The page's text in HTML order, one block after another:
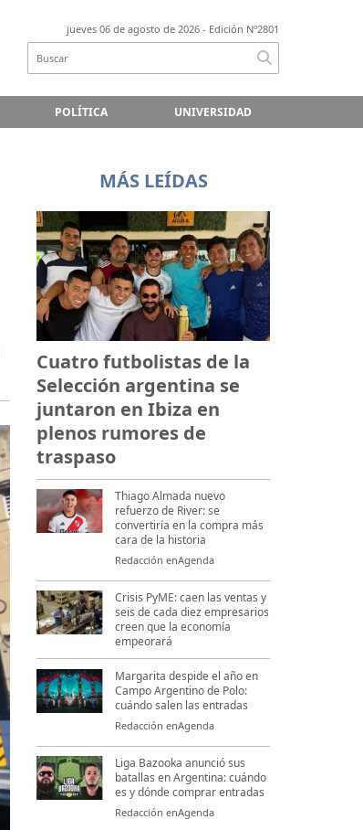
jueves 06 de agosto de 2026 - Edición Nº2801
POLÍTICA UNIVERSIDAD
MÁS LEÍDAS
Cuatro futbolistas de la
Selección argentina se
juntaron en Ibiza en
plenos rumores de
traspaso
Thiago Almada nuevo
refuerzo de River: se
convertiría en la compra más
cara de la historia
Redacción enAgenda
Crisis PyME: caen las ventas y
seis de cada diez empresarios
creen que la economía
empeorará
Margarita despide el año en
Campo Argentino de Polo:
cuándo salen las entradas
Redacción enAgenda
Liga Bazooka anunció sus
batallas en Argentina: cuándo
es y dónde comprar entradas
Redacción enAgenda